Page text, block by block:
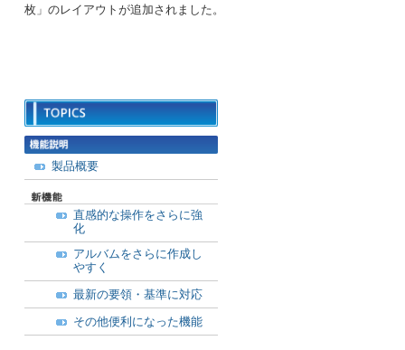
枚」のレイアウトが追加されました。
製品概要
直感的な操作をさらに強
化
アルバムをさらに作成し
やすく
最新の要領・基準に対応
その他便利になった機能